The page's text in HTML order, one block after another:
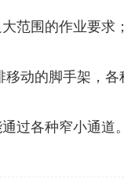
范围的作业要求；
动的脚手架，
过各种窄小通道。